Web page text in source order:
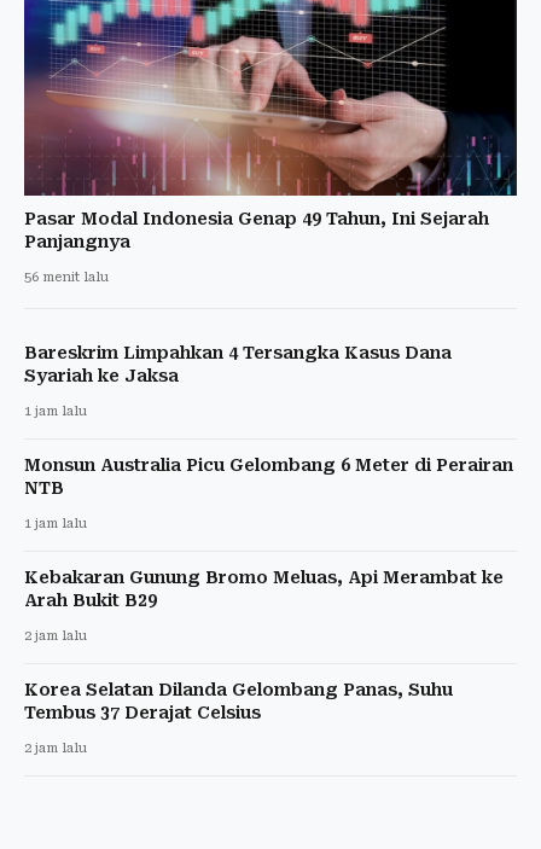
Pasar Modal Indonesia Genap 49 Tahun, Ini Sejarah
Panjangnya
56 menit lalu
Bareskrim Limpahkan 4 Tersangka Kasus Dana
Syariah ke Jaksa
1 jam lalu
Monsun Australia Picu Gelombang 6 Meter di Perairan
NTB
1 jam lalu
Kebakaran Gunung Bromo Meluas, Api Merambat ke
Arah Bukit B29
2 jam lalu
Korea Selatan Dilanda Gelombang Panas, Suhu
Tembus 37 Derajat Celsius
2 jam lalu